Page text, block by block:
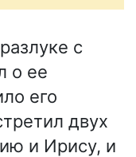
с
о ее
его
двух
и Ирису, и